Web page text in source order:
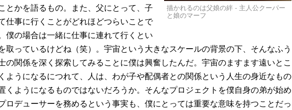
描かれるのは父娘の絆 - 主人公クーパー
と娘のマーフ
とかを語るもの。また、父にとって、子
仕事に行くことがどれほどつらいことで
僕の場合は一緒に仕事に連れて行くとい
取っているけどね（笑）。宇宙という大きなスケールの背景の下、そんなふう
の関係を深く探索してみることに僕は興奮したんだ。宇宙のますます遠いとこ
ようになるにつれて、人は、わが子や配偶者との関係という人生の身近なもの
くようになるものではないだろうか。そんなプロジェクトを僕自身の弟が始め
ロデューサーを務めるという事実も、僕にとっては重要な意味を持つことだっ